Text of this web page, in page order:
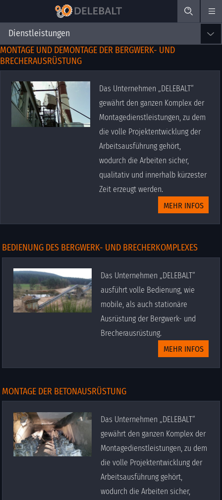
Dienstleistungen
MONTAGE UND DEMONTAGE DER BERGWERK- UND
BRECHERAUSRÜSTUNG
Das Unternehmen „DELEBALT“
gewährt den ganzen Komplex der
Montagedienstleistungen, zu dem
die volle Projektentwicklung der
Arbeitsausführung gehört,
wodurch die Arbeiten sicher,
qualitativ und innerhalb kürzester
Zeit erzeugt werden.
MEHR INFOS
BEDIENUNG DES BERGWERK- UND BRECHERKOMPLEXES
Das Unternehmen „DELEBALT“
ausführt volle Bedienung, wie
mobile, als auch stationäre
Ausrüstung der Bergwerk- und
Brecherausrüstung.
MEHR INFOS
MONTAGE DER BETONAUSRÜSTUNG
Das Unternehmen „DELEBALT“
gewährt den ganzen Komplex der
Montagedienstleistungen, zu dem
die volle Projektentwicklung der
Arbeitsausführung gehört,
wodurch die Arbeiten sicher,